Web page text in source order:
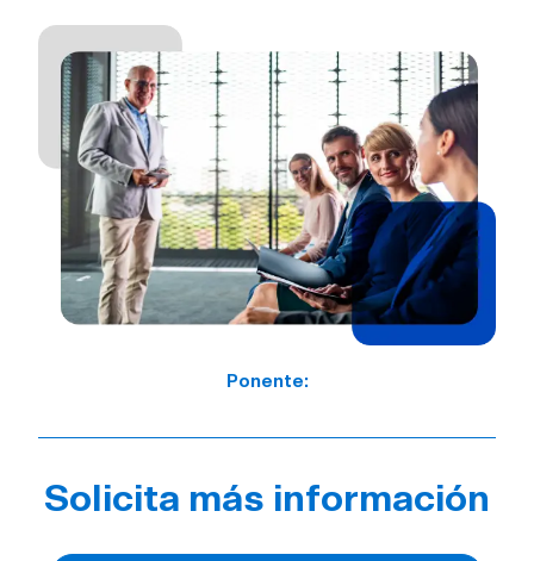
Ponente:
Solicita más información